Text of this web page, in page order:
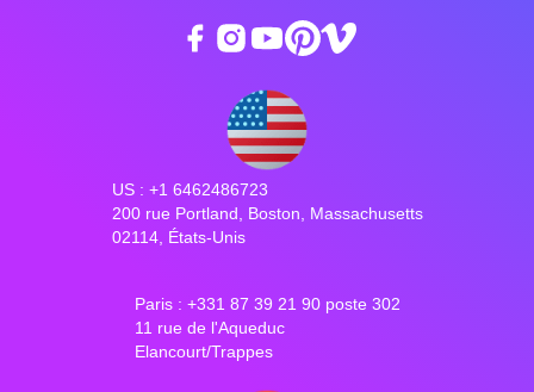
US : +1 6462486723
200 rue Portland, Boston, Massachusetts
02114, États-Unis
Paris : +331 87 39 21 90 poste 302
11 rue de l'Aqueduc
Elancourt/Trappes